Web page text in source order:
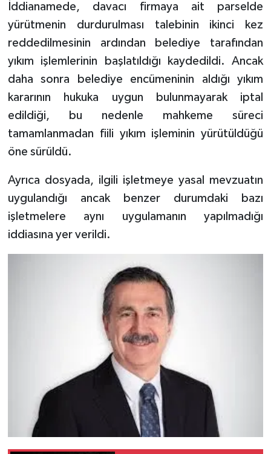
İddianamede, davacı firmaya ait parselde
yürütmenin durdurulması talebinin ikinci kez
reddedilmesinin ardından belediye tarafından
yıkım işlemlerinin başlatıldığı kaydedildi. Ancak
daha sonra belediye encümeninin aldığı yıkım
kararının hukuka uygun bulunmayarak iptal
edildiği, bu nedenle mahkeme süreci
tamamlanmadan fiili yıkım işleminin yürütüldüğü
öne sürüldü.
Ayrıca dosyada, ilgili işletmeye yasal mevzuatın
uygulandığı ancak benzer durumdaki bazı
işletmelere aynı uygulamanın yapılmadığı
iddiasına yer verildi.